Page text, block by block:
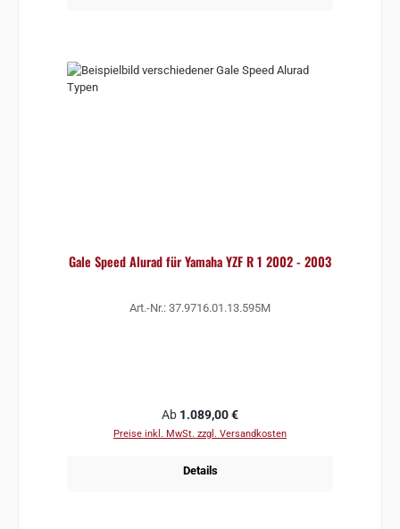
Gale Speed Alurad für Yamaha YZF R 1 2002 - 2003
Art.-Nr.: 37.9716.01.13.595M
Regulärer Preis:
Ab 1.089,00 €
Preise inkl. MwSt. zzgl. Versandkosten
Details